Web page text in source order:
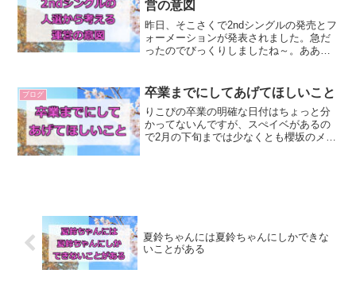
営の意図
昨日、そこさくで2ndシングルの発売とフ
ォーメーションが発表されました。急だ
ったのでびっくりしましたね～。ああい
うが個人的には助かりますが（笑）櫻エ
イトシステムは変わら...
ブログ 卒業までにしてあげてほしいこと
りこぴの卒業の明確な日付はちょっと分
かってないんですが、スぺイベがあるの
で2月の下旬までは少なくとも櫻坂のメン
夏鈴ちゃんには夏鈴ちゃんにしかできな
いことがある